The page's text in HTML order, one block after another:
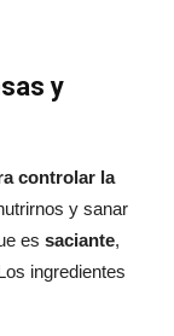
y
controlar la
y sanar
es saciante,
ingredientes